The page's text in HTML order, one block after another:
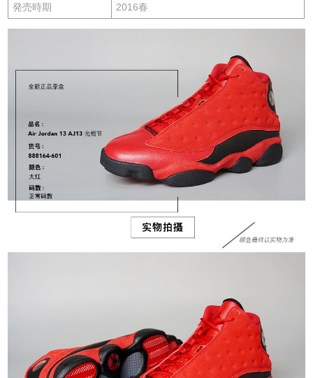
発売時期 2016春